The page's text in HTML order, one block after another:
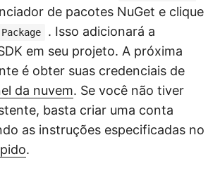
de pacotes NuGet e clique
. Isso adicionará a
em seu projeto. A próxima
é obter suas credenciais de
da nuvem. Se você não tiver
basta criar uma conta
as instruções especificadas no
.